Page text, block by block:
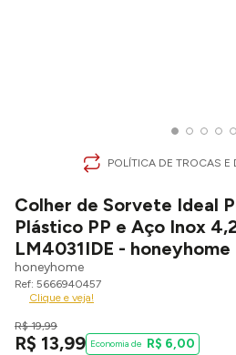
POLÍTICA DE TROCAS E
Colher de Sorvete Ideal
Plástico PP e Aço Inox
LM4031IDE - honeyhome
honeyhome
5666940457
Clique e veja!
R$ 19,99
R$ 13,99 R$ 6,00